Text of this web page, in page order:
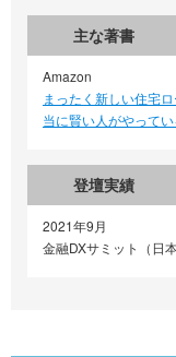
主な著書
Amazon
まったく新しい住宅
当に賢い人がやって
登壇実績
2021年9月
金融DXサミット（日